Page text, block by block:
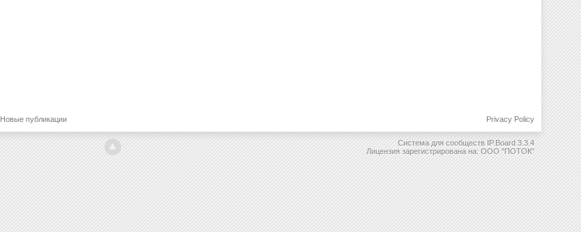
Новые публикации Privacy Policy
Система для сообществ IP.Board 3.3.4
Лицензия зарегистрирована на: ООО "ПОТОК"